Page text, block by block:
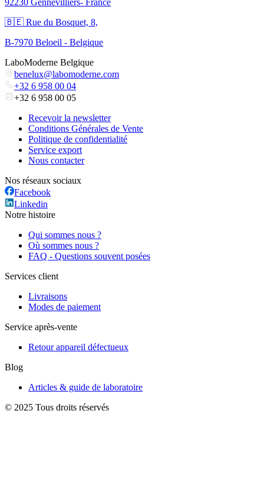
🇧🇪 Rue du Bosquet, 8,
B-7970 Beloeil - Belgique
LaboModerne Belgique
benelux@labomoderne.com
+32 6 958 00 04
+32 6 958 00 05
Recevoir la newsletter
Conditions Générales de Vente
Politique de confidentialité
Service export
Nous contacter
Nos réseaux sociaux
Facebook
Linkedin
Notre histoire
Qui sommes nous ?
Où sommes nous ?
FAQ - Questions souvent posées
Services client
Livraisons
Modes de paiement
Service après-vente
Retour appareil défectueux
Blog
Articles & guide de laboratoire
© 2025 Tous droits réservés